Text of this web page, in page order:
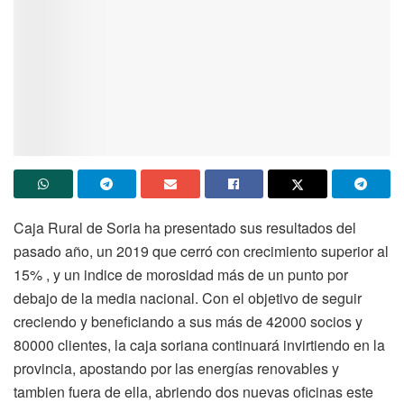
Caja Rural de Soria ha presentado sus resultados del
pasado año, un 2019 que cerró con crecimiento superior al
15% , y un indice de morosidad más de un punto por
debajo de la media nacional. Con el objetivo de seguir
creciendo y beneficiando a sus más de 42000 socios y
80000 clientes, la caja soriana continuará invirtiendo en la
provincia, apostando por las energías renovables y
tambien fuera de ella, abriendo dos nuevas oficinas este